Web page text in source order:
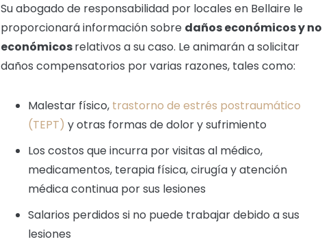
Su abogado de responsabilidad por locales en Bellaire le
proporcionará información sobre daños económicos y no
económicosrelativos a su caso. Le animarán a solicitar
daños compensatorios por varias razones, tales como:
Malestar físico, trastorno de estrés postraumático
(TEPT) y otras formas de dolor y sufrimiento
Los costos que incurra por visitas al médico,
medicamentos, terapia física, cirugía y atención
médica continua por sus lesiones
Salarios perdidos si no puede trabajar debido a sus
lesiones